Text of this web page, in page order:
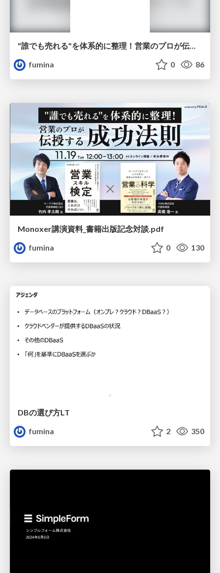
"誰でも売れる"を体系的に整理！営業のプロが伝授する成功法則.pdf
fumina
0 86
Monoxer講演資料_書籍出版記念対談.pdf
fumina
0 130
DBの選び方LT
fumina
2 350